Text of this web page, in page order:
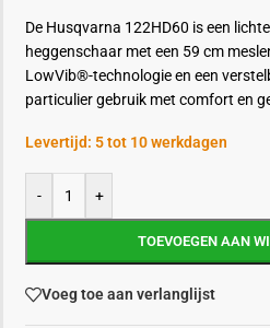
De Husqvarna 122HD60 is een
heggenschaar met een 59 cm
LowVib®-technologie en een
particulier gebruik met comfort en
Levertijd: 5 tot 10 werkdagen
- +
TOEVOEGEN AAN
Voeg toe aan verlanglijst